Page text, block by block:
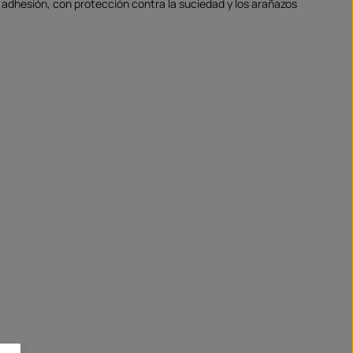
con protección contra la suciedad y los arañazos